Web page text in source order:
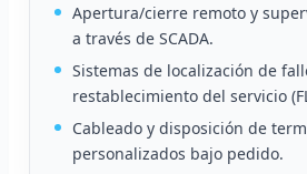
Apertura/cierre remoto y
a través de SCADA.
Sistemas de localización de
restablecimiento del servicio
Cableado y disposición de
personalizados bajo pedido.